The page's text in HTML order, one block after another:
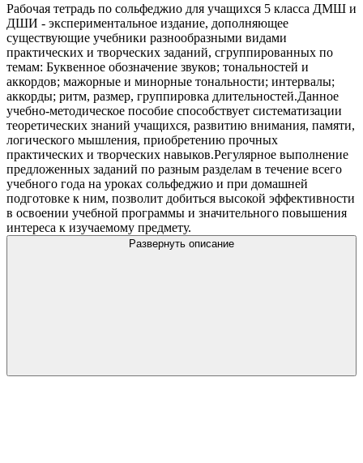
Рабочая тетрадь по сольфеджио для учащихся 5 класса ДМШ и
ДШИ - экспериментальное издание, дополняющее
существующие учебники разнообразными видами
практических и творческих заданий, сгруппированных по
темам: Буквенное обозначение звуков; тональностей и
аккордов; мажорные и минорные тональности; интервалы;
аккорды; ритм, размер, группировка длительностей.Данное
учебно-методическое пособие способствует систематизации
теоретических знаний учащихся, развитию внимания, памяти,
логического мышления, приобретению прочных
практических и творческих навыков.Регулярное выполнение
предложенных заданий по разным разделам в течение всего
учебного года на уроках сольфеджио и при домашней
подготовке к ним, позволит добиться высокой эффективности
в освоении учебной программы и значительного повышения
интереса к изучаемому предмету.
Развернуть описание